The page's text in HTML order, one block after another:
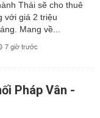
Thái sẽ cho thuê
với giá 2 triệu
Mang về...
7 giờ trước
Pháp Vân -